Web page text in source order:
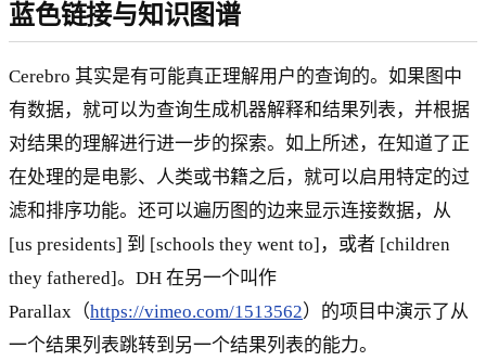
蓝色链接与知识图谱
Cerebro 其实是有可能真正理解用户的查询的。如果图中
有数据，就可以为查询生成机器解释和结果列表，并根据
对结果的理解进行进一步的探索。如上所述，在知道了正
在处理的是电影、人类或书籍之后，就可以启用特定的过
滤和排序功能。还可以遍历图的边来显示连接数据，从
[us presidents] 到 [schools they went to]，或者 [children
they fathered]。DH 在另一个叫作
Parallax（https://vimeo.com/1513562）的项目中演示了从
一个结果列表跳转到另一个结果列表的能力。